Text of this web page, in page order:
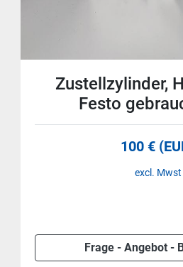
Zustellzylinder,
Festo
100 €
excl. Mwst
Frage - Angebot -